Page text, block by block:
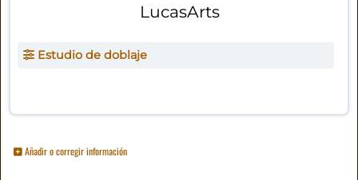
LucasArts
Estudio de doblaje
Añadir o corregir información